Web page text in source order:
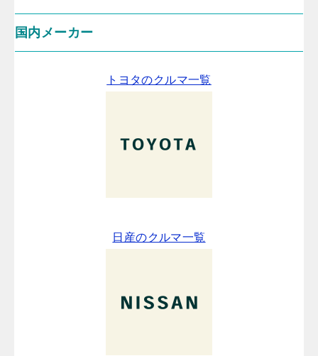
国内メーカー
トヨタのクルマ一覧
日産のクルマ一覧